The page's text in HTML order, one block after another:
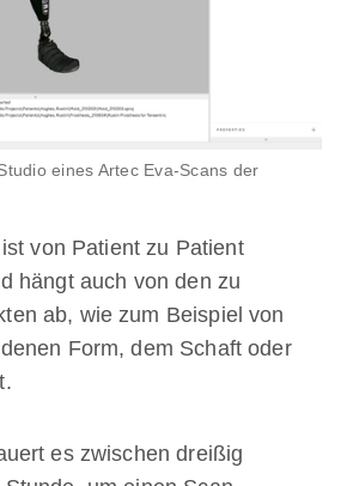
eines Artec Eva-Scans der
von Patient zu Patient
hängt auch von den zu
ab, wie zum Beispiel von
Form, dem Schaft oder
es zwischen dreißig